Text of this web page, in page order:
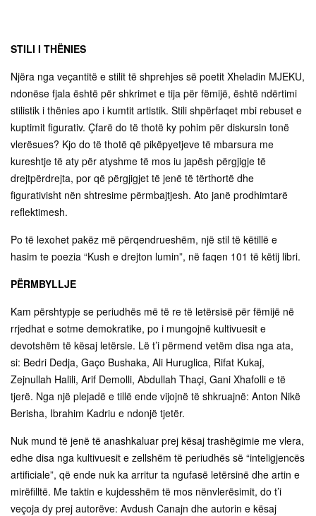
STILI I THËNIES
Njëra nga veçantitë e stilit të shprehjes së poetit Xheladin MJEKU,
ndonëse fjala është për shkrimet e tija për fëmijë, është ndërtimi
stilistik i thënies apo i kumtit artistik. Stili shpërfaqet mbi rebuset e
kuptimit figurativ. Çfarë do të thotë ky pohim për diskursin tonë
vlerësues? Kjo do të thotë që pikëpyetjeve të mbarsura me
kureshtje të aty për atyshme të mos iu japësh përgjigje të
drejtpërdrejta, por që përgjigjet të jenë të tërthortë dhe
figurativisht nën shtresime përmbajtjesh. Ato janë prodhimtarë
reflektimesh.
Po të lexohet pakëz më përqendrueshëm, një stil të këtillë e
hasim te poezia “Kush e drejton lumin”, në faqen 101 të këtij libri.
PËRMBYLLJE
Kam përshtypje se periudhës më të re të letërsisë për fëmijë në
rrjedhat e sotme demokratike, po i mungojnë kultivuesit e
devotshëm të kësaj letërsie. Lë t’i përmend vetëm disa nga ata,
si: Bedri Dedja, Gaço Bushaka, Ali Huruglica, Rifat Kukaj,
Zejnullah Halili, Arif Demolli, Abdullah Thaçi, Gani Xhafolli e të
tjerë. Nga një plejadë e tillë ende vijojnë të shkruajnë: Anton Nikë
Berisha, Ibrahim Kadriu e ndonjë tjetër.
Nuk mund të jenë të anashkaluar prej kësaj trashëgimie me vlera,
edhe disa nga kultivuesit e zellshëm të periudhës së “inteligjencës
artificiale”, që ende nuk ka arritur ta ngufasë letërsinë dhe artin e
mirëfilltë. Me taktin e kujdesshëm të mos nënvlerësimit, do t’i
veçoja dy prej autorëve: Avdush Canajn dhe autorin e kësaj